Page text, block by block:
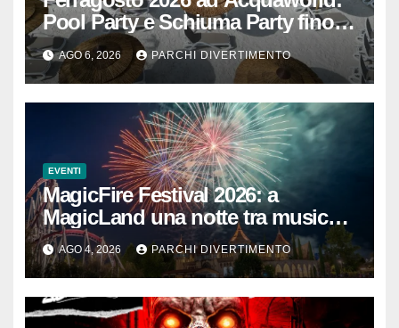
Pool Party e Schiuma Party fino a
mezzanotte
AGO 6, 2026 PARCHI DIVERTIMENTO
EVENTI
MagicFire Festival 2026: a
MagicLand una notte tra musica,
fuochi d’artificio e attrazioni
AGO 4, 2026 PARCHI DIVERTIMENTO